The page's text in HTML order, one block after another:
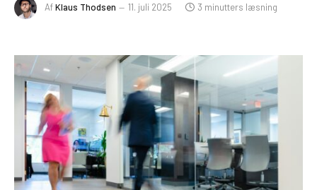
AfKlaus Thodsen 11. juli 2025 3 minutters læsning